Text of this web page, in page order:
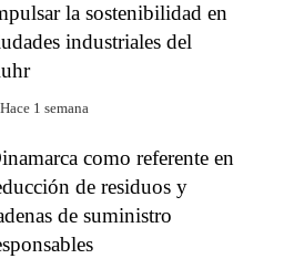
la sostenibilidad en
industriales del
Hace 1 semana
como referente en
de residuos y
de suministro